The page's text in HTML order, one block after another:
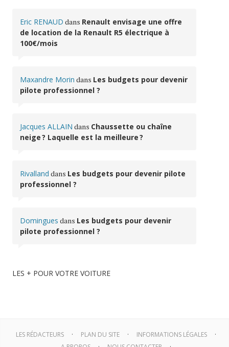
Eric RENAUD dans Renault envisage une offre
de location de la Renault R5 électrique à
100€/mois
Maxandre Morin dans Les budgets pour devenir
pilote professionnel ?
Jacques ALLAIN dans Chaussette ou chaîne
neige ? Laquelle est la meilleure ?
Rivalland dans Les budgets pour devenir pilote
professionnel ?
Domingues dans Les budgets pour devenir
pilote professionnel ?
LES + POUR VOTRE VOITURE
LES RÉDACTEURS PLAN DU SITE
INFORMATIONS LÉGALES